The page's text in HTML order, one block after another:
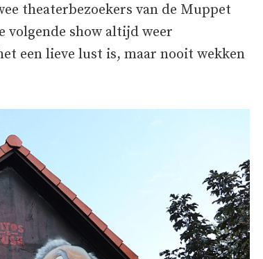
theaterbezoekers van de Muppet
volgende show altijd weer
een lieve lust is, maar nooit wekken